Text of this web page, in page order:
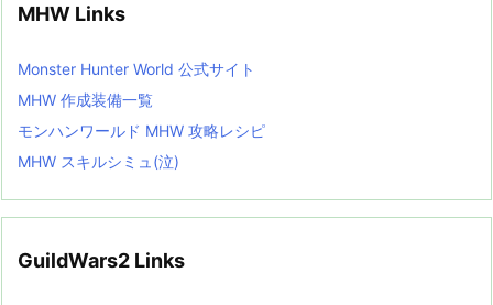
MHW Links
Monster Hunter World 公式サイト
MHW 作成装備一覧
モンハンワールド MHW 攻略レシピ
MHW スキルシミュ(泣)
GuildWars2 Links